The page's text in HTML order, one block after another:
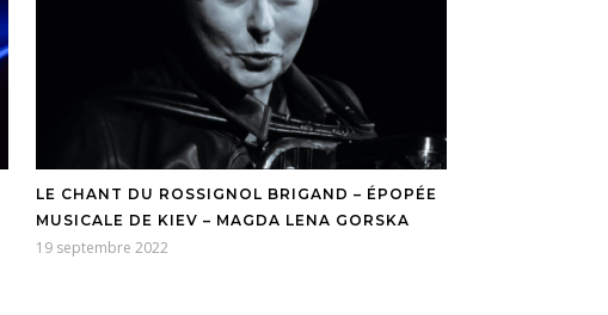
LE CHANT DU ROSSIGNOL BRIGAND – ÉPOPÉE
MUSICALE DE KIEV – MAGDA LENA GORSKA
19 septembre 2022